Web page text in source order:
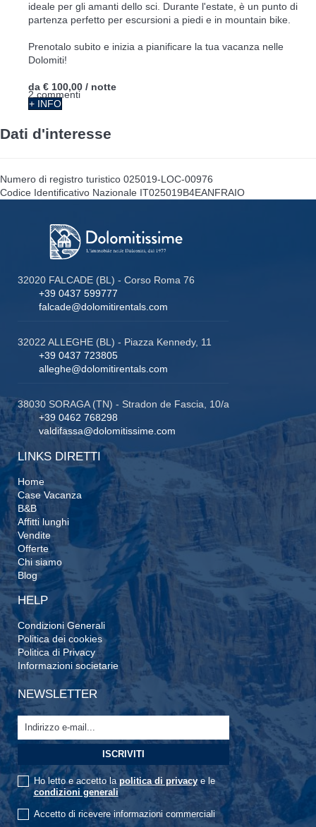
ideale per gli amanti dello sci. Durante l'estate, è un punto di
partenza perfetto per escursioni a piedi e in mountain bike.
Prenotalo subito e inizia a pianificare la tua vacanza nelle
Dolomiti!
2 commenti
da € 100,00 / notte
+ INFO
Dati d'interesse
Numero di registro turistico 025019-LOC-00976
Codice Identificativo Nazionale IT025019B4EANFRAIO
32020 FALCADE (BL) - Corso Roma 76
+39 0437 599777
falcade@dolomitirentals.com
32022 ALLEGHE (BL) - Piazza Kennedy, 11
+39 0437 723805
alleghe@dolomitirentals.com
38030 SORAGA (TN) - Stradon de Fascia, 10/a
+39 0462 768298
valdifassa@dolomitissime.com
LINKS DIRETTI
Home
Case Vacanza
B&B
Affitti lunghi
Vendite
Offerte
Chi siamo
Blog
HELP
Condizioni Generali
Politica dei cookies
Politica di Privacy
Informazioni societarie
NEWSLETTER
Ho letto e accetto lapolitica di privacye le
condizioni generali
Accetto di ricevere informazioni commerciali